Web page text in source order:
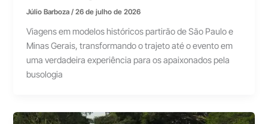
Júlio Barboza/26 de julho de 2026
Viagens em modelos históricos partirão de São Paulo e
Minas Gerais, transformando o trajeto até o evento em
uma verdadeira experiência para os apaixonados pela
busologia